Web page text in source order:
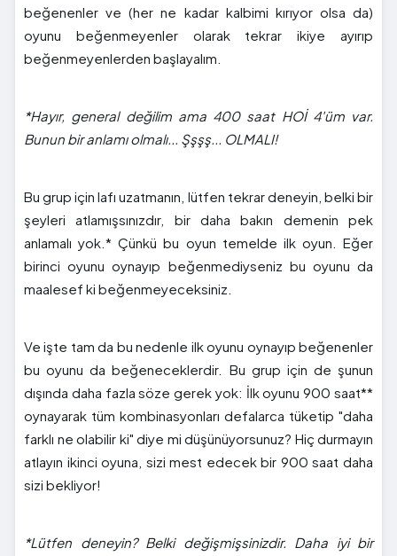
beğenenler ve (her ne kadar kalbimi kırıyor olsa da)
oyunu beğenmeyenler olarak tekrar ikiye ayırıp
beğenmeyenlerden başlayalım.
*Hayır, general değilim ama 400 saat HOİ 4'üm var.
Bunun bir anlamı olmalı... Şşşş... OLMALI!
Bu grup için lafı uzatmanın, lütfen tekrar deneyin, belki bir
şeyleri atlamışsınızdır, bir daha bakın demenin pek
anlamalı yok.* Çünkü bu oyun temelde ilk oyun. Eğer
birinci oyunu oynayıp beğenmediyseniz bu oyunu da
maalesef ki beğenmeyeceksiniz.
Ve işte tam da bu nedenle ilk oyunu oynayıp beğenenler
bu oyunu da beğeneceklerdir. Bu grup için de şunun
dışında daha fazla söze gerek yok: İlk oyunu 900 saat**
oynayarak tüm kombinasyonları defalarca tüketip "daha
farklı ne olabilir ki" diye mi düşünüyorsunuz? Hiç durmayın
atlayın ikinci oyuna, sizi mest edecek bir 900 saat daha
sizi bekliyor!
*Lütfen deneyin? Belki değişmişsinizdir. Daha iyi bir